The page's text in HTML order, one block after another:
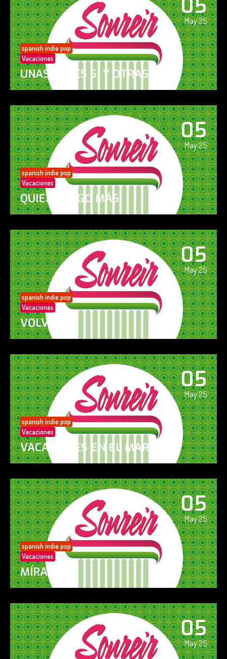
05
May 25
spanish indie pop
Vacaciones
UNAS VECES SÍ Y OTRAS NO
05
May 25
spanish indie pop
Vacaciones
QUIERO ALGO MÁS
05
May 25
spanish indie pop
Vacaciones
VOLVERÁS
05
May 25
spanish indie pop
Vacaciones
VACACIONES EN EL MAR
05
May 25
spanish indie pop
Vacaciones
MÍRAME
05
May 25